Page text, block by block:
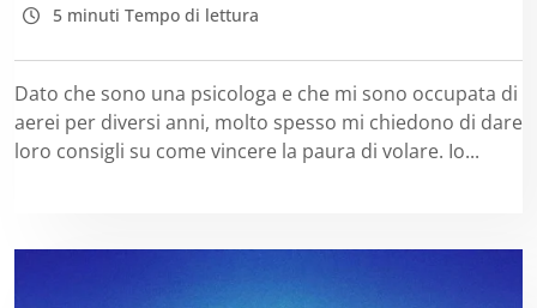
5 minuti Tempo di lettura
Dato che sono una psicologa e che mi sono occupata di
aerei per diversi anni, molto spesso mi chiedono di dare
loro consigli su come vincere la paura di volare. Io...